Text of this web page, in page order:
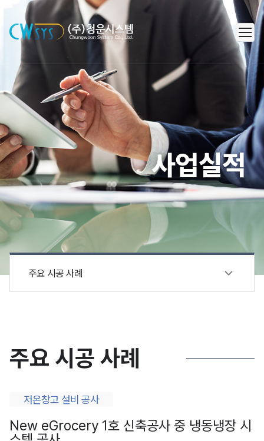
㈜청운시스템 - 캐리어 공조 시스
사업실적
주요 시공 사례
주요 시공 사례
저온창고 설비 공사
New eGrocery 1호 신축공사 중 냉동냉장 시